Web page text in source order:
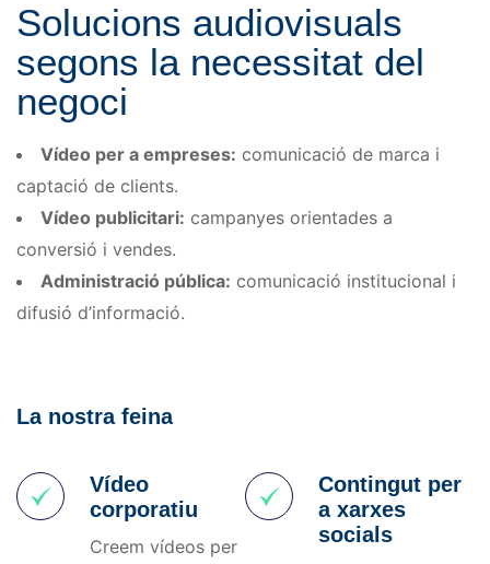
Solucions audiovisuals
segons la necessitat del
negoci
Vídeo per a empreses: comunicació de marca i
captació de clients.
Vídeo publicitari: campanyes orientades a
conversió i vendes.
Administració pública: comunicació institucional i
difusió d’informació.
La nostra feina
Vídeo
corporatiu
Creem vídeos per
Contingut per
a xarxes
socials